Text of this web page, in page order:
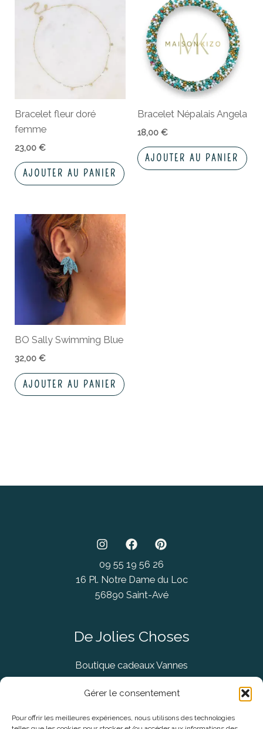
Gérer le consentement
Pour offrir les meilleures expériences, nous utilisons des technologies
Bracelet fleur doré
femme
23,00€
AJOUTER AU PANIER
Bracelet Népalais Angela
18,00 €
AJOUTER AU PANIER
BO Sally Swimming Blue
32,00€
AJOUTER AU PANIER
09 55 19 56 26
16 Pl. Notre Dame du Loc
56890 Saint-Avé
De Jolies Choses
Boutique cadeaux Vannes
Concept Store Vannes